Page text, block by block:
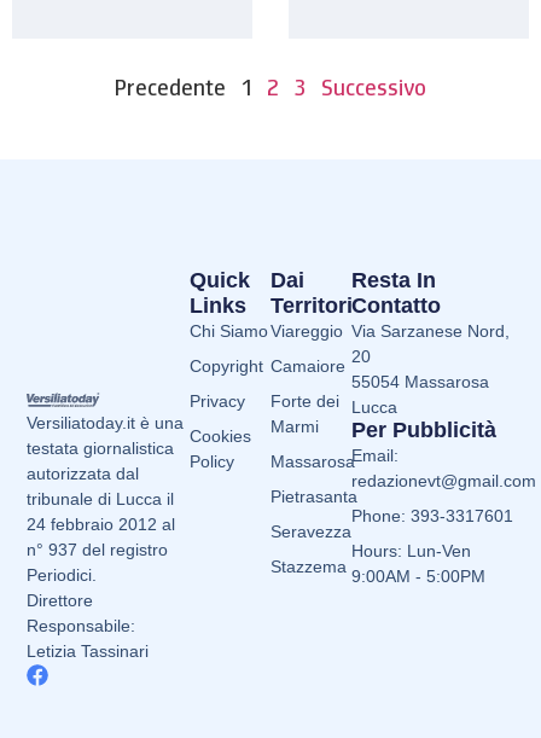
Precedente 1 2 3 Successivo
Versiliatoday.it è una
testata giornalistica
autorizzata dal
tribunale di Lucca il
24 febbraio 2012 al
n° 937 del registro
Periodici.
Direttore
Responsabile:
Letizia Tassinari
Dai
Territori
Viareggio
Camaiore
Forte dei
Marmi
Massarosa
Pietrasanta
Seravezza
Stazzema
Quick
Links
Chi Siamo
Copyright
Privacy
Cookies
Policy
Resta In
Contatto
Via Sarzanese Nord,
20
55054 Massarosa
Lucca
Per Pubblicità
Email:
redazionevt@gmail.com
Phone: 393-3317601
Hours: Lun-Ven
9:00AM - 5:00PM